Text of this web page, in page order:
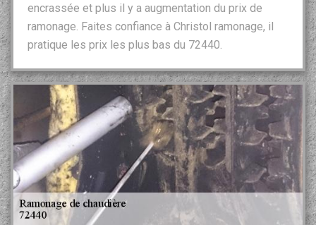
encrassée et plus il y a augmentation du prix de
ramonage. Faites confiance à Christol ramonage, il
pratique les prix les plus bas du 72440.